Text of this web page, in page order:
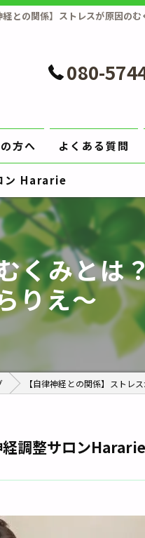
経との関係】ストレスが原因
080-
方へ よくある質問
ン Hararie
くみとは
りえ〜
【自律神経との関係】ストレ
経調整サロン